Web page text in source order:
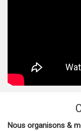
Nous organisons &